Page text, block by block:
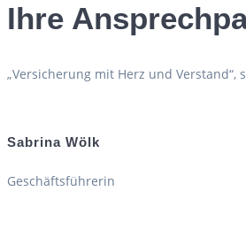
Ihre
„Versicherung mit Herz und Verstand“,
Sabrina Wölk
Geschäftsführerin